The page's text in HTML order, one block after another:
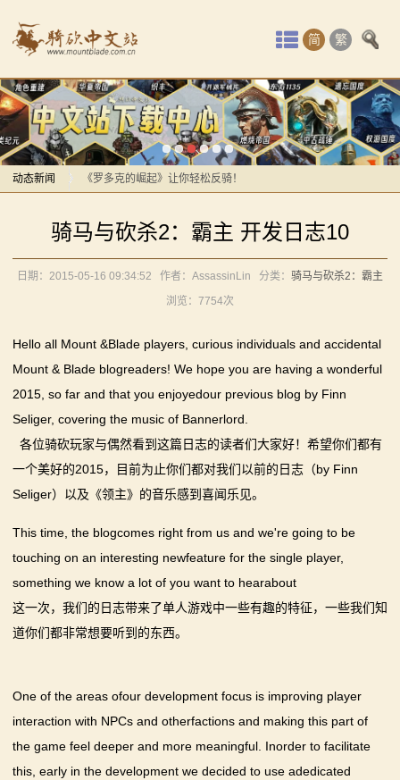
简 繁
动态新闻
感谢你们，与我们一起缅怀ipek
【MOD精选】方旗直接原地坐牢！我的罗多克回来啦！
《罗多克的崛起》让你轻松反骑！
【MOD推荐】熟悉的玩法，不一样的体验！《那落迦之
境：涅槃歌》全新内容重构更新！
【MOD精选】古典时代大舞台！有兵有将你就来！《公
元275年前的战帆》带你领略历史的厚重！
【MOD精选】和几十号兄弟开黑攻城！《一起霸主》让
你告别单人模式！
【MOD精选】别人砍杀打仗，我在朝堂玩派系博弈！
《内战》让骑友体验被领主起兵逼宫！
【MOD精选】告别流浪征战，亲手打造你的营地！《建
立家园：改良版》已更新至最新版本！
骑砍2《战帆》v1.2.7与本体v1.4.7正式版更新日志
【MOD精选】方旗直接原地坐牢！我的罗多克回来啦！
《罗多克的崛起》让你轻松反骑！
境：涅槃歌》全新内容重构更新！
【MOD精选】重生之我在卡拉迪亚当剑修！《修仙·飞
剑》让骑砍2变修真界！
【MOD精选】古典时代大舞台！有兵有将你就来！《公
元275年前的战帆》带你领略历史的厚重！
【MOD精选】和几十号兄弟开黑攻城！《一起霸主》让
你告别单人模式！
【MOD精选】别人砍杀打仗，我在朝堂玩派系博弈！
《内战》让骑友体验被领主起兵逼宫！
【MOD精选】告别流浪征战，亲手打造你的营地！《建
立家园：改良版》已更新至最新版本！
骑砍2《战帆》v1.2.7与本体v1.4.7正式版更新日志
骑马与砍杀2：霸主 开发日志10
日期：2015-05-16 09:34:52 作者：AssassinLin 分类： 骑马与砍杀2：霸主
浏览： 7754次
Hello all Mount &Blade players, curious individuals and accidental
Mount & Blade blogreaders! We hope you are having a wonderful
2015, so far and that you enjoyedour previous blog by Finn
Seliger, covering the music of Bannerlord.
各位骑砍玩家与偶然看到这篇日志的读者们大家好！希望你们都有
一个美好的2015，目前为止你们都对我们以前的日志（by Finn
Seliger）以及《领主》的音乐感到喜闻乐见。
This time, the blogcomes right from us and we're going to be
touching on an interesting newfeature for the single player,
something we know a lot of you want to hearabout
这一次，我们的日志带来了单人游戏中一些有趣的特征，一些我们知
道你们都非常想要听到的东西。
One of the areas ofour development focus is improving player
interaction with NPCs and otherfactions and making this part of
the game feel deeper and more meaningful. Inorder to facilitate
this, early in the development we decided to use adedicated
最
新